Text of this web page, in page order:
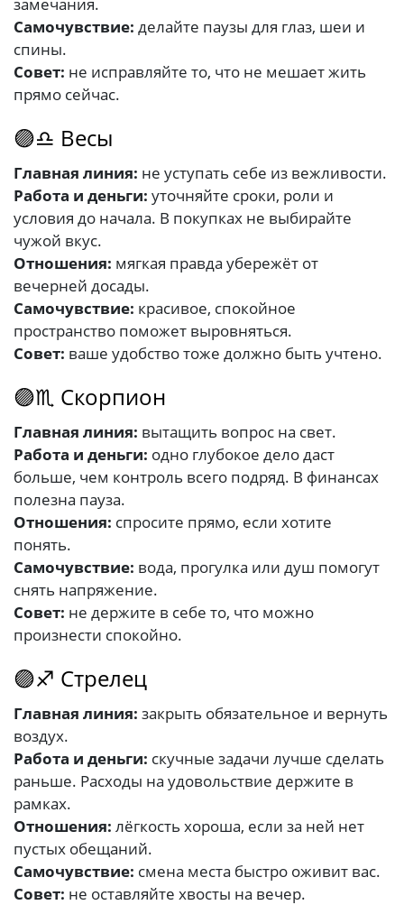
Самочувствие: делайте паузы для глаз, шеи и
спины.
Совет: не исправляйте то, что не мешает жить
прямо сейчас.
🟣♎ Весы
Главная линия: не уступать себе из вежливости.
Работа и деньги: уточняйте сроки, роли и
условия до начала. В покупках не выбирайте
чужой вкус.
Отношения: мягкая правда убережёт от
вечерней досады.
Самочувствие: красивое, спокойное
пространство поможет выровняться.
Совет: ваше удобство тоже должно быть учтено.
🟣♏ Скорпион
Главная линия: вытащить вопрос на свет.
Работа и деньги: одно глубокое дело даст
больше, чем контроль всего подряд. В финансах
полезна пауза.
Отношения: спросите прямо, если хотите
понять.
Самочувствие: вода, прогулка или душ помогут
снять напряжение.
Совет: не держите в себе то, что можно
произнести спокойно.
🟣♐ Стрелец
Главная линия: закрыть обязательное и вернуть
воздух.
Работа и деньги: скучные задачи лучше сделать
раньше. Расходы на удовольствие держите в
рамках.
Отношения: лёгкость хороша, если за ней нет
пустых обещаний.
Самочувствие: смена места быстро оживит вас.
Совет: не оставляйте хвосты на вечер.